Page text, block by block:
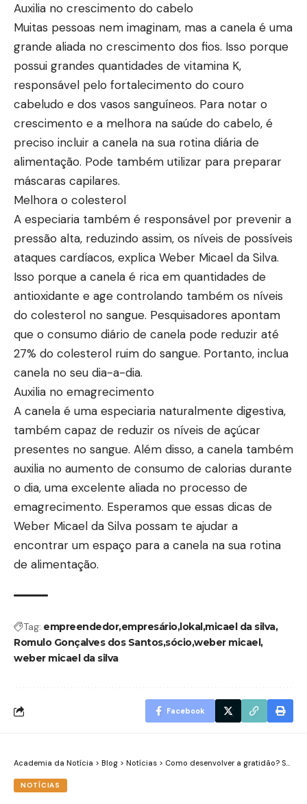
Auxilia no crescimento do cabelo
Muitas pessoas nem imaginam, mas a canela é uma
grande aliada no crescimento dos fios. Isso porque
possui grandes quantidades de vitamina K,
responsável pelo fortalecimento do couro
cabeludo e dos vasos sanguíneos. Para notar o
crescimento e a melhora na saúde do cabelo, é
preciso incluir a canela na sua rotina diária de
alimentação. Pode também utilizar para preparar
máscaras capilares.
Melhora o colesterol
A especiaria também é responsável por prevenir a
pressão alta, reduzindo assim, os níveis de possíveis
ataques cardíacos, explica Weber Micael da Silva.
Isso porque a canela é rica em quantidades de
antioxidante e age controlando também os níveis
do colesterol no sangue. Pesquisadores apontam
que o consumo diário de canela pode reduzir até
27% do colesterol ruim do sangue. Portanto, inclua
canela no seu dia-a-dia.
Auxilia no emagrecimento
A canela é uma especiaria naturalmente digestiva,
também capaz de reduzir os níveis de açúcar
presentes no sangue. Além disso, a canela também
auxilia no aumento de consumo de calorias durante
o dia, uma excelente aliada no processo de
emagrecimento. Esperamos que essas dicas de
Weber Micael da Silva possam te ajudar a
encontrar um espaço para a canela na sua rotina
de alimentação.
Tag: empreendedorempresáriolokalmicael da silva
Romulo Gonçalves dos Santossócioweber micael
weber micael da silva
Facebook
Academia da Notícia > Blog > Notícias > Como desenvolver a gratidão? Saiba quais são os benefícios dessa prática
NOTÍCIAS